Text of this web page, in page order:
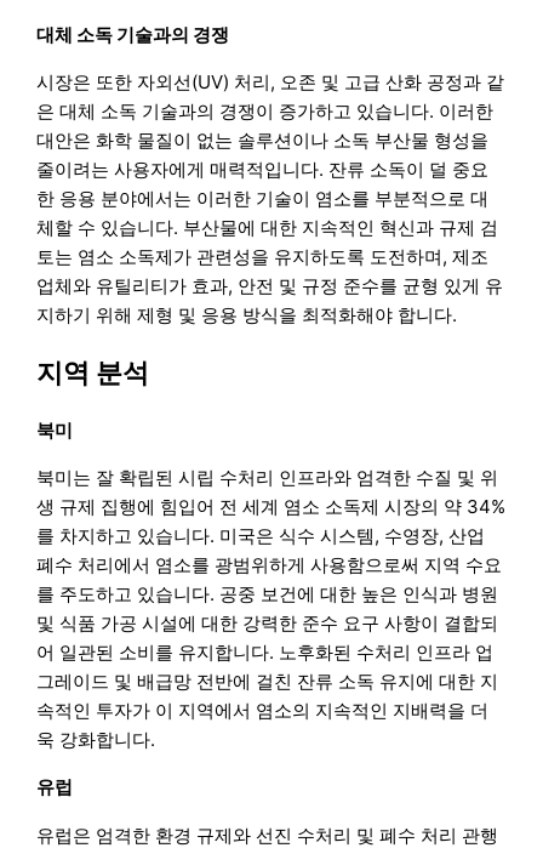
대체 소독 기술과의 경쟁
시장은 또한 자외선(UV) 처리, 오존 및 고급 산화 공정과 같
은 대체 소독 기술과의 경쟁이 증가하고 있습니다. 이러한
대안은 화학 물질이 없는 솔루션이나 소독 부산물 형성을
줄이려는 사용자에게 매력적입니다. 잔류 소독이 덜 중요
한 응용 분야에서는 이러한 기술이 염소를 부분적으로 대
체할 수 있습니다. 부산물에 대한 지속적인 혁신과 규제 검
토는 염소 소독제가 관련성을 유지하도록 도전하며, 제조
업체와 유틸리티가 효과, 안전 및 규정 준수를 균형 있게 유
지하기 위해 제형 및 응용 방식을 최적화해야 합니다.
지역 분석
북미
북미는 잘 확립된 시립 수처리 인프라와 엄격한 수질 및 위
생 규제 집행에 힘입어 전 세계 염소 소독제 시장의 약 34%
를 차지하고 있습니다. 미국은 식수 시스템, 수영장, 산업
폐수 처리에서 염소를 광범위하게 사용함으로써 지역 수요
를 주도하고 있습니다. 공중 보건에 대한 높은 인식과 병원
및 식품 가공 시설에 대한 강력한 준수 요구 사항이 결합되
어 일관된 소비를 유지합니다. 노후화된 수처리 인프라 업
그레이드 및 배급망 전반에 걸친 잔류 소독 유지에 대한 지
속적인 투자가 이 지역에서 염소의 지속적인 지배력을 더
욱 강화합니다.
유럽
유럽은 엄격한 환경 규제와 선진 수처리 및 폐수 처리 관행